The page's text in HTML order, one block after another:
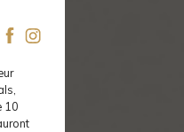
10